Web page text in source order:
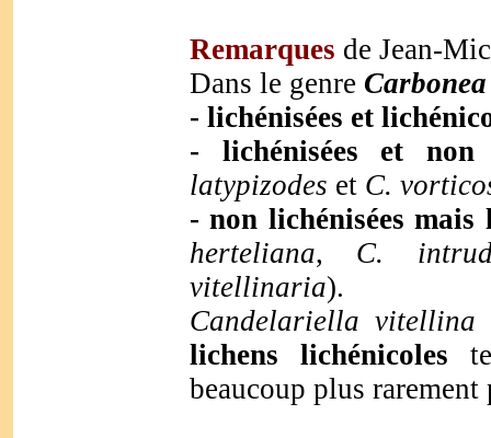
Remarques de Jean-
Dans le genre Carbonea
- lichénisées et
- lichénisées et non
latypizodes et C.
- non lichénisées mais
herteliana, C.
vitellinaria).
Candelariella vitellina
lichens lichénicoles
beaucoup plus